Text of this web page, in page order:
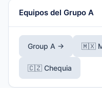
Equipos del Grupo A
Group A → 🇲🇽
🇨🇿 Chequia